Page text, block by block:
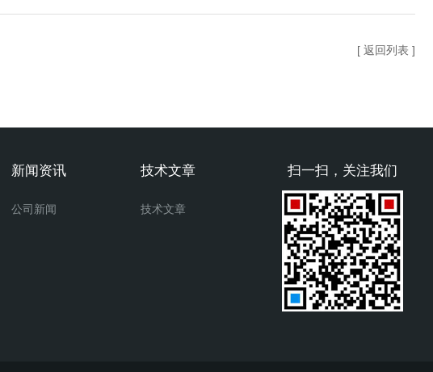
[ 返回列表 ]
扫一扫，关注我们
新闻资讯
公司新闻
技术文章
技术文章